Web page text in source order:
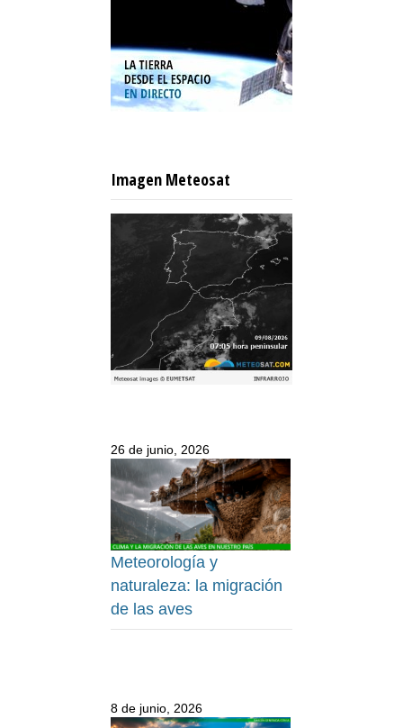
Imagen Meteosat
26 de junio, 2026
Meteorología y
naturaleza: la migración
de las aves
8 de junio, 2026